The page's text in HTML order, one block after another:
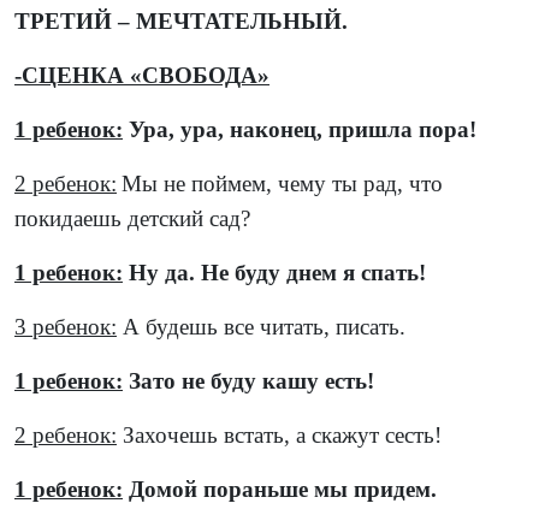
ТРЕТИЙ – МЕЧТАТЕЛЬНЫЙ.
-СЦЕНКА «СВОБОДА»
1 ребенок: Ура, ура, наконец, пришла пора!
2 ребенок: Мы не поймем, чему ты рад, что
покидаешь детский сад?
1 ребенок: Ну да. Не буду днем я спать!
3 ребенок: А будешь все читать, писать.
1 ребенок: Зато не буду кашу есть!
2 ребенок: Захочешь встать, а скажут сесть!
1 ребенок: Домой пораньше мы придем.